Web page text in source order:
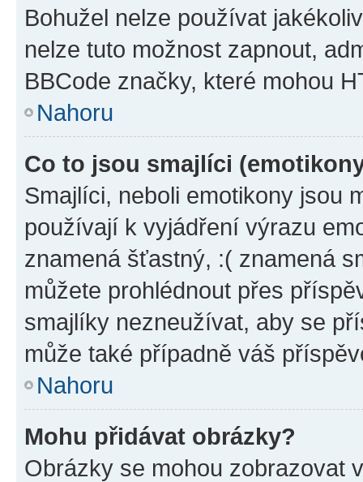
Bohužel nelze používat
nelze tuto možnost zapnout,
BBCode značky, které mohou
Nahoru
Co to jsou smajlíci
Smajlíci, neboli emotikony jsou
používají k vyjádření výrazu
znamená šťastný, :( znamená
můžete prohlédnout přes
smajlíky nezneužívat, aby se
může také případně váš
Nahoru
Mohu přidávat obrázky?
Obrázky se mohou zobrazovat